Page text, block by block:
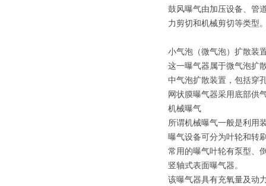
鼓风曝气由加压设备、管
力剪切和机械剪切等类型
小气泡（微气泡）扩散装
这一曝气器属于微气泡扩
中气泡扩散装置，包括穿
网状膜曝气器采用底部供
机械曝气
所谓机械曝气一般是利用
曝气设备可分为叶轮和转
常用的曝气叶轮有泵型、
竖轴式表面曝气器。
该曝气器具有充氧量及动